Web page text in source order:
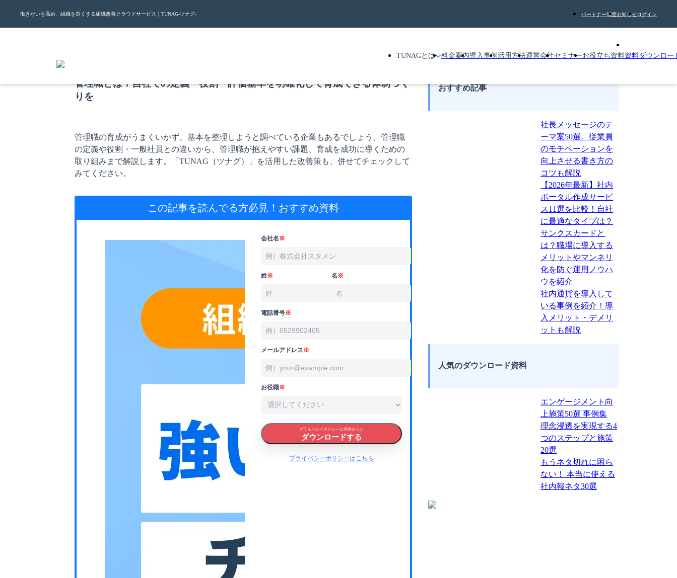
働きがいを高め、組織を良くする組織改善クラウドサービス｜TUNAG-ツナグ- パートナー制度お知らせログイン
TUNAGとは 料金案内導入事例 活用方法運営会社セミナーお役立ち資料資料ダウンロー
管理職とは？自社での定義・役割・評価基準を明確化して育成できる体制づく
りを
管理職の育成がうまくいかず、基本を整理しようと調べている企業もあるでしょう。管理職
の定義や役割・一般社員との違いから、管理職が抱えやすい課題、育成を成功に導くための
取り組みまで解説します。「TUNAG（ツナグ）」を活用した改善策も、併せてチェックして
みてください。
この記事を読んでる方必見！ おすすめ資料
会社名※
姓※ 名※
電話番号※
メールアドレス※
お役職※
プライバシーポリシーに同意のうえ
ダウンロードする
プライバシーポリシーはこちら
おすすめ記事
社長メッセージのテ
ーマ案50選。従業員
のモチベーションを
向上させる書き方の
コツも解説
【2026年最新】社内
ポータル作成サービ
ス11選を比較！自社
に最適なタイプは？
サンクスカードと
は？職場に導入する
メリットやマンネリ
化を防ぐ運用ノウハ
ウを紹介
社内通貨を導入して
いる事例を紹介！導
入メリット・デメリ
ットも解説
人気のダウンロード資料
エンゲージメント向
上施策50選 事例集
理念浸透を実現する4
つのステップと施策
20選
もうネタ切れに困ら
ない！ 本当に使える
社内報ネタ30選